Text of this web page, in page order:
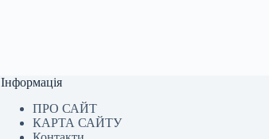
Інформація
ПРО САЙТ
КАРТА САЙТУ